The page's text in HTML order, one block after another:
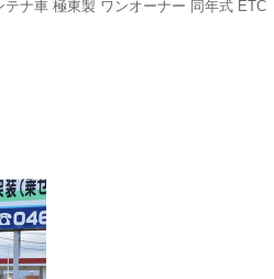
ナ車 極東製 ワンオーナー 同年式 ETC